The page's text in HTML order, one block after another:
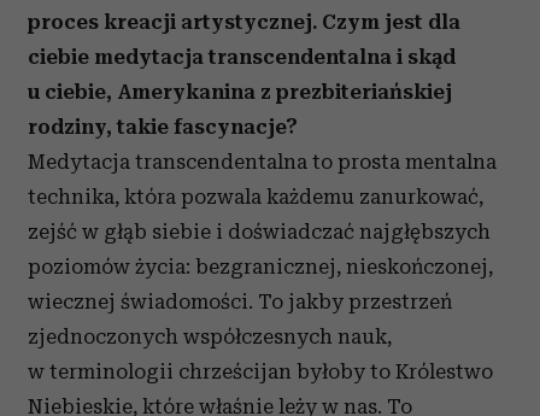
proces kreacji artystycznej. Czym jest dla
ciebie medytacja transcendentalna i skąd
u ciebie, Amerykanina z prezbiteriańskiej
rodziny, takie fascynacje?
Medytacja transcendentalna to prosta mentalna
technika, która pozwala każdemu zanurkować,
zejść w głąb siebie i doświadczać najgłębszych
poziomów życia: bezgranicznej, nieskończonej,
wiecznej świadomości. To jakby przestrzeń
zjednoczonych współczesnych nauk,
w terminologii chrześcijan byłoby to Królestwo
Niebieskie, które właśnie leży w nas. To